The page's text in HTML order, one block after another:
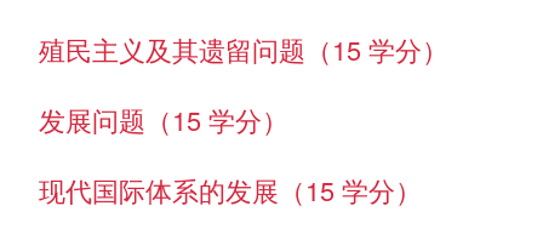
殖民主义及其遗留问题（15 学分）
发展问题（15 学分）
现代国际体系的发展（15 学分）